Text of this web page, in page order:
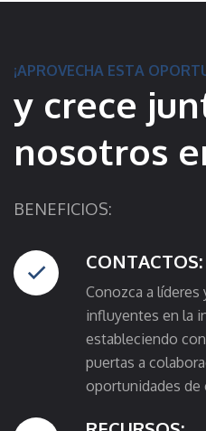
¡APROVECHA ESTA
y crece
nosotros
BENEFICIOS:
CONTACTOS:
Conozca a
influyentes en la
estableciendo
puertas a
oportunidades de